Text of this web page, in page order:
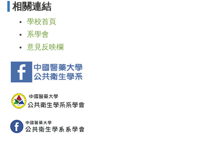
相關連結
學校首頁
系學會
意見反映欄